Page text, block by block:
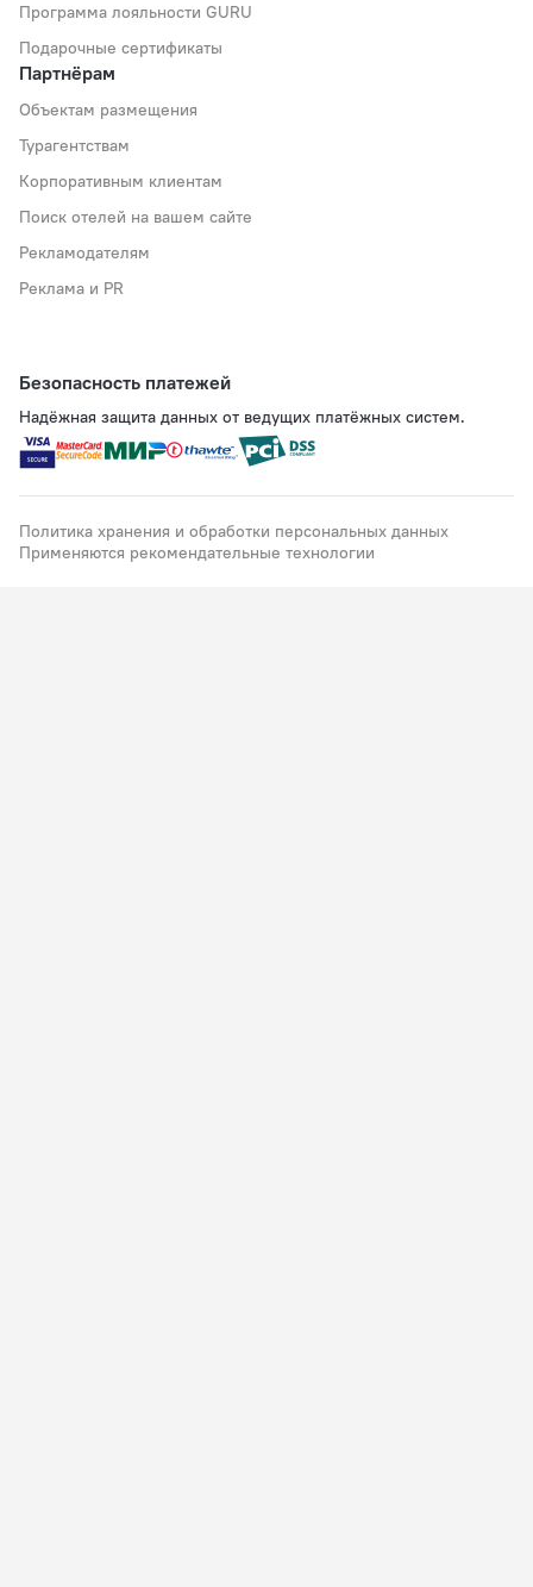
Программа лояльности GURU
Подарочные сертификаты
Партнёрам
Объектам размещения
Турагентствам
Корпоративным клиентам
Поиск отелей на вашем сайте
Рекламодателям
Реклама и PR
Безопасность платежей
Надёжная защита данных от ведущих платёжных систем.
Политика хранения и обработки персональных данных
Применяются рекомендательные технологии